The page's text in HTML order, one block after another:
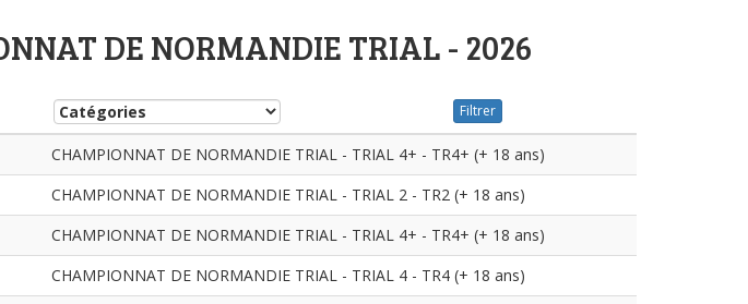
DE NORMANDIE TRIAL - 2026
Filtrer
CHAMPIONNAT DE NORMANDIE TRIAL - TRIAL 4+ - TR4+ (+ 18 ans)
CHAMPIONNAT DE NORMANDIE TRIAL - TRIAL 2 - TR2 (+ 18 ans)
CHAMPIONNAT DE NORMANDIE TRIAL - TRIAL 4+ - TR4+ (+ 18 ans)
CHAMPIONNAT DE NORMANDIE TRIAL - TRIAL 4 - TR4 (+ 18 ans)